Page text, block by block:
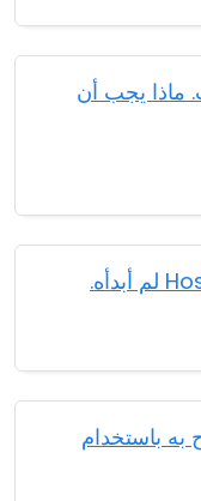
ماذا يجب أن
باستخدام